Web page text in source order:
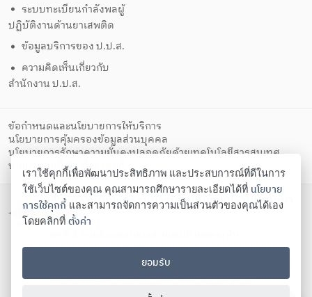
ระบบทะเบียนกำลังพลผู้
ปฏิบัติงานด้านยาเสพติด
ข้อมูลบริการของ ป.ป.ส.
ความคิดเห็นเกี่ยวกับ
สำนักงาน ป.ป.ส.
ข้อกำหนดและนโยบายการให้บริการ
นโยบายการคุ้มครองข้อมูลส่วนบุคคล
นโยบายการรักษาความมั่นคงปลอดภัยด้วยเทคโนโลยีสารสนเทศ
นโยบายคุกกี้
ตั้งค่าคุกกี้
สำนักงานคณะกรรมการป้องกันและปราบปรามยา
เสพติด
กรุงเทพมหานคร 10400
โทรศัพท์ 02-247-0901-19 โทรสาร 02-245-9350 Contact
us:saraban@oncb.go.th,webmaster@oncb.go.th
เราใช้คุกกี้เพื่อพัฒนาประสิทธิภาพ และประสบการณ์ที่ดีในการ
ใช้เว็บไซต์ของคุณ คุณสามารถศึกษารายละเอียดได้ที่ นโยบาย
การใช้คุกกี้และสามารถจัดการความเป็นส่วนตัวของคุณได้เอง
โดยคลิกที่ ตั้งค่า
ยอมรับ